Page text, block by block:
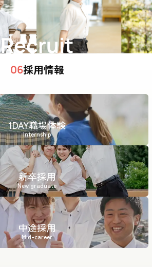
Recruit
06採用情報
1DAY職場体験
Internship
新卒採用
New graduate
中途採用
Mid-career